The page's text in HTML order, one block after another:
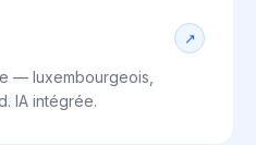
↗
— luxembourgeois,
IA intégrée.